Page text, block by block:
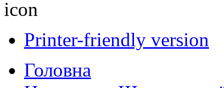
Printer-friendly version
Головна